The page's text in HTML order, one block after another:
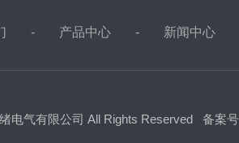
产品中心 新闻中心
电气有限公司 All Rights Reserved 备案